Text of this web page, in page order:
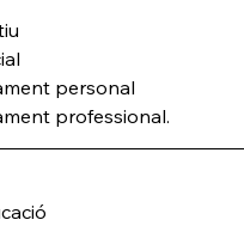
personal
professional.